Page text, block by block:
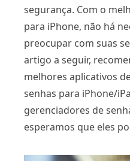
segurança. Com o
para iPhone, não há
preocupar com suas
artigo a seguir,
melhores aplicativos
senhas para iPhone/
gerenciadores de
esperamos que eles